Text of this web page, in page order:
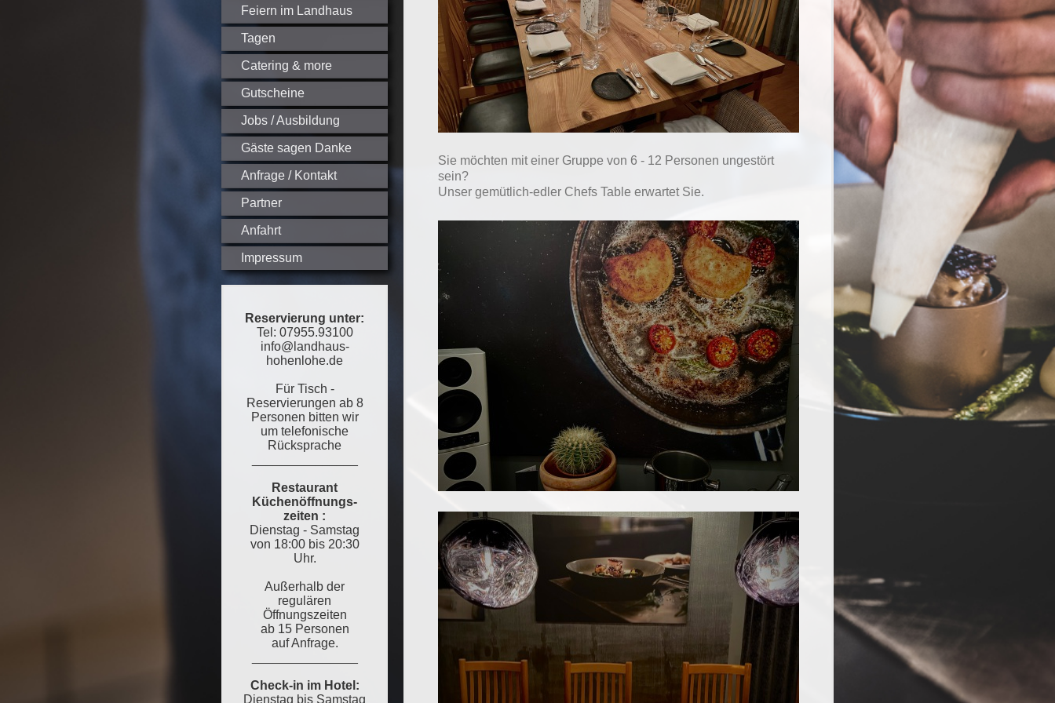
Feiern im Landhaus
Tagen
Catering & more
Gutscheine
Jobs / Ausbildung
Gäste sagen Danke
Anfrage / Kontakt
Partner
Anfahrt
Impressum
Reservierung unter:
Tel: 07955.93100
info@landhaus-
hohenlohe.de
Für Tisch -
Reservierungen ab 8
Personen bitten wir
um telefonische
Rücksprache
Restaurant
Küchenöffnungs-
zeiten :
Dienstag - Samstag
von 18:00 bis 20:30
Uhr.
Außerhalb der
regulären
Öffnungszeiten
ab 15 Personen
auf Anfrage.
Check-in im Hotel:
Dienstag bis Samstag
Sie möchten mit einer Gruppe von 6 - 12 Personen ungestört
sein?
Unser gemütlich-edler Chefs Table erwartet Sie.